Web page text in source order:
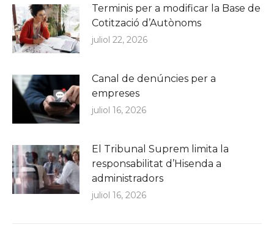
Terminis per a modificar la Base de
Cotització d’Autònoms
juliol 22, 2026
Canal de denúncies per a
empreses
juliol 16, 2026
El Tribunal Suprem limita la
responsabilitat d’Hisenda a
administradors
juliol 16, 2026